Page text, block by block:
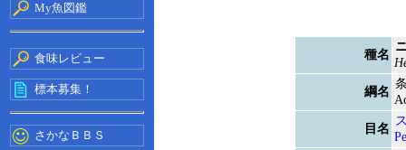
My魚図鑑
食味レビュー
標本募集！
さかなＢＢＳ
種名
綱名
目名